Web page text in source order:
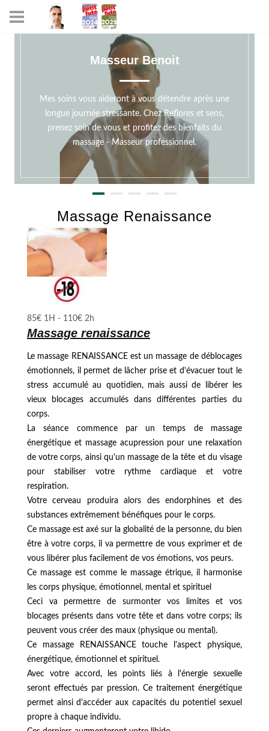
Masseur Benoit
Mes soins vous aideront à vous détendre après une
longue journée stressante. Chez Reflores et sens,
prenez soin de vous et profitez des bienfaits du
massage - Masseur professionnel.
Massage Renaissance
85€ 1H - 110€ 2h
Massage renaissance
Le massage RENAISSANCE est un massage de déblocages
émotionnels, il permet de lâcher prise et d'évacuer tout le
stress accumulé au quotidien, mais aussi de libérer les
vieux blocages accumulés dans différentes parties du
corps.
La séance commence par un temps de massage
énergétique et massage acupression pour une relaxation
de votre corps, ainsi qu'un massage de la tête et du visage
pour stabiliser votre rythme cardiaque et votre
respiration.
Votre cerveau produira alors des endorphines et des
substances extrêmement bénéfiques pour le corps.
Ce massage est axé sur la globalité de la personne, du bien
être à votre corps, il va permettre de vous exprimer et de
vous libérer plus facilement de vos émotions, vos peurs.
Ce massage est comme le massage étrique, il harmonise
les corps physique, émotionnel, mental et spirituel
Ceci va permettre de surmonter vos limites et vos
blocages présents dans votre tête et dans votre corps; ils
peuvent vous créer des maux (physique ou mental).
Ce massage RENAISSANCE touche l'aspect physique,
énergétique, émotionnel et spirituel.
Avec votre accord, les points liés à l'énergie sexuelle
seront effectués par pression. Ce traitement énergétique
permet ainsi d'accéder aux capacités du potentiel sexuel
propre à chaque individu.